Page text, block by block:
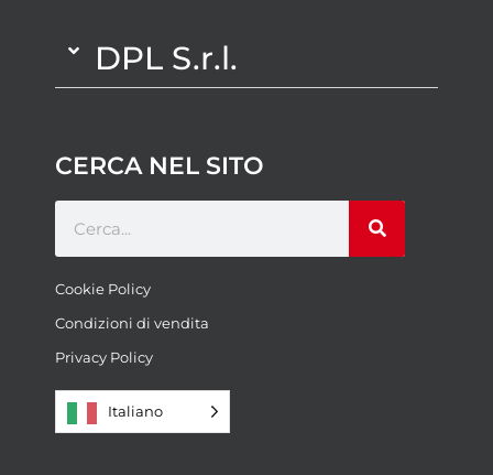
DPL S.r.l.
CERCA NEL SITO
Cookie Policy
Condizioni di vendita
Privacy Policy
Italiano